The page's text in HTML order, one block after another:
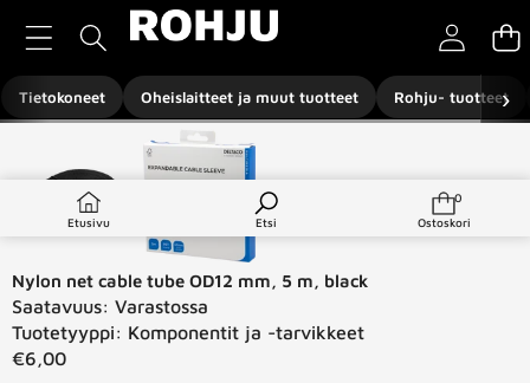
Tietokoneet Oheislaitteet ja muut tuotteet Rohju- tuotteet
›
Etusivu Etsi
0
0
Ostoskori
Siirry tuotetietoihin
Nylon net cable tube OD12 mm, 5 m, black
Saatavuus: Varastossa
Tuotetyyppi: Komponentit ja -tarvikkeet
€6,00